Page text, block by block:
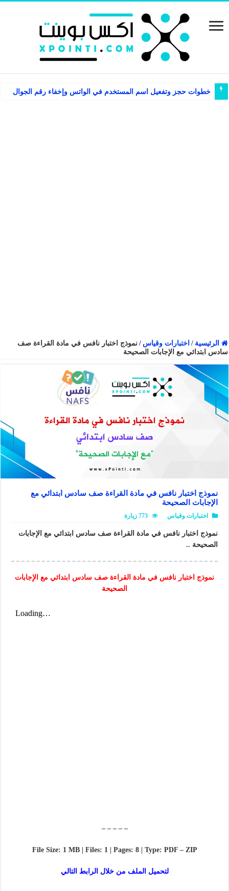
خطوات حجز وتفعيل اسم المستخدم في الواتس وإخفاء رقم الجوال
الرئيسية / اختبارات وقياس / نموذج اختبار نافس في مادة القراءة صف
سادس ابتدائي مع الإجابات الصحيحة
نموذج اختبار نافس في مادة القراءة صف سادس ابتدائي مع
الإجابات الصحيحة
اختبارات وقياس 773 زيارة
نموذج اختبار نافس في مادة القراءة صف سادس ابتدائي مع الإجابات
الصحيحة ..
نموذج اختبار نافس في مادة القراءة صف سادس ابتدائي مع الإجابات
الصحيحة
– – – – –
File Size: 1 MB | Files: 1 | Pages: 8 | Type: PDF – ZIP
لتحميل الملف من خلال الرابط التالي